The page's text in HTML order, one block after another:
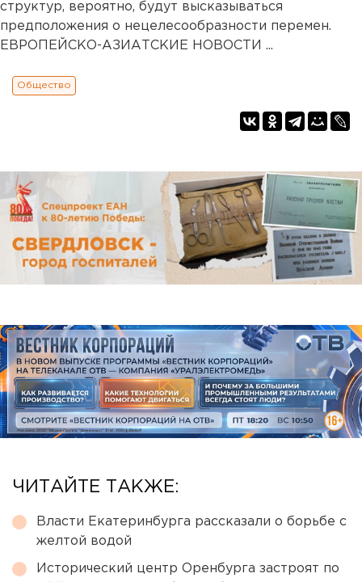
структур, вероятно, будут высказываться
предположения о нецелесообразности перемен.
ЕВРОПЕЙСКО-АЗИАТСКИЕ НОВОСТИ ...
Общество
ЧИТАЙТЕ ТАКЖЕ:
Власти Екатеринбурга рассказали о борьбе с
желтой водой
Исторический центр Оренбурга застроят по